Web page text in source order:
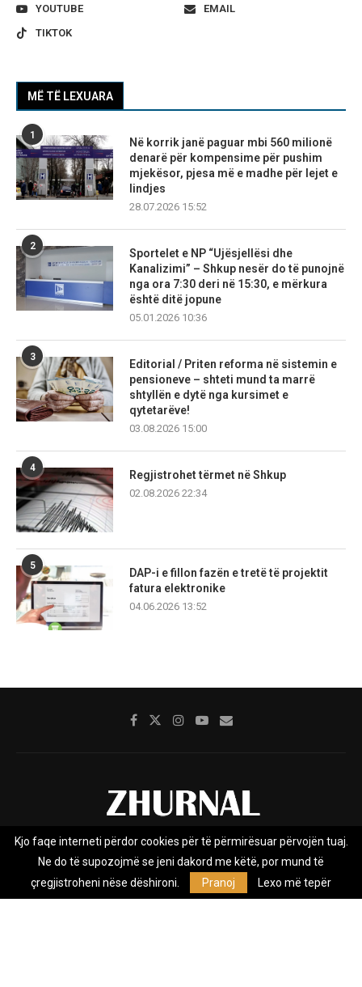
YOUTUBE
EMAIL
TIKTOK
MË TË LEXUARA
1
Në korrik janë paguar mbi 560 milionë
denarë për kompensime për pushim
mjekësor, pjesa më e madhe për lejet e
lindjes
28.07.2026 15:52
2
Sportelet e NP “Ujësjellësi dhe
Kanalizimi” – Shkup nesër do të punojnë
nga ora 7:30 deri në 15:30, e mërkura
është ditë jopune
05.01.2026 10:36
3
Editorial / Priten reforma në sistemin e
pensioneve – shteti mund ta marrë
shtyllën e dytë nga kursimet e
qytetarëve!
03.08.2026 15:00
4
Regjistrohet tërmet në Shkup
02.08.2026 22:34
5
DAP-i e fillon fazën e tretë të projektit
fatura elektronike
04.06.2026 13:52
Rreth nesh Impresumi Marketing
Kontakt
Privacy Policy
Zhurnal.mk është Agjenci e Lajmeve e pavarur, e themeluar në vitin
Kjo faqe interneti përdor cookies për të përmirësuar përvojën tuaj.
Ne do të supozojmë se jeni dakord me këtë, por mund të
çregjistroheni nëse dëshironi.
Pranoj Lexo më tepër